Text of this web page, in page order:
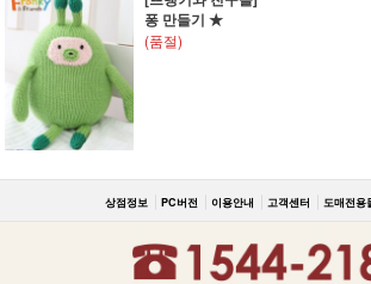
퐁 만들기 ★
(품절)
상점정보 PC버전 이용안내 고객센터 도매전용